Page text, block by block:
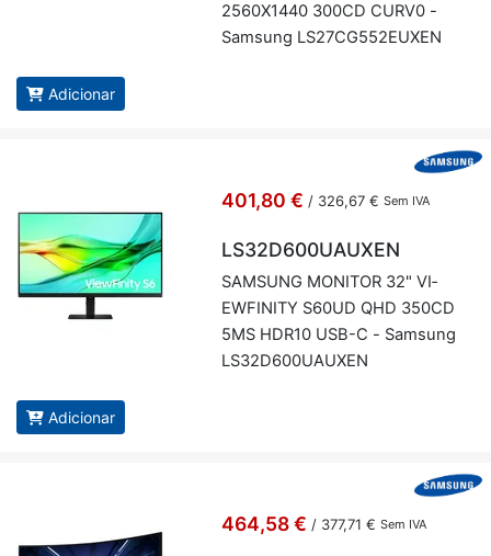
2560X1440 300CD CURV0 -
Sam­sung LS27CG552EUXEN
Adicionar
401,80 € / 326,67 € Sem IVA
LS32D600UAUXEN
SAM­SUNG MO­NITOR 32" VI­
EW­FI­NITY S60UD QHD 350CD
5MS HDR10 USB-C - Sam­sung
LS32D600U­AUXEN
Adicionar
464,58 € / 377,71 € Sem IVA